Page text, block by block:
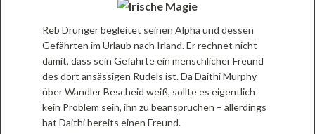
Reb Drunger begleitet seinen Alpha und dessen
Gefährten im Urlaub nach Irland. Er rechnet nicht
damit, dass sein Gefährte ein menschlicher Freund
des dort ansässigen Rudels ist. Da Daithi Murphy
über Wandler Bescheid weiß, sollte es eigentlich
kein Problem sein, ihn zu beanspruchen – allerdings
hat Daithi bereits einen Freund.